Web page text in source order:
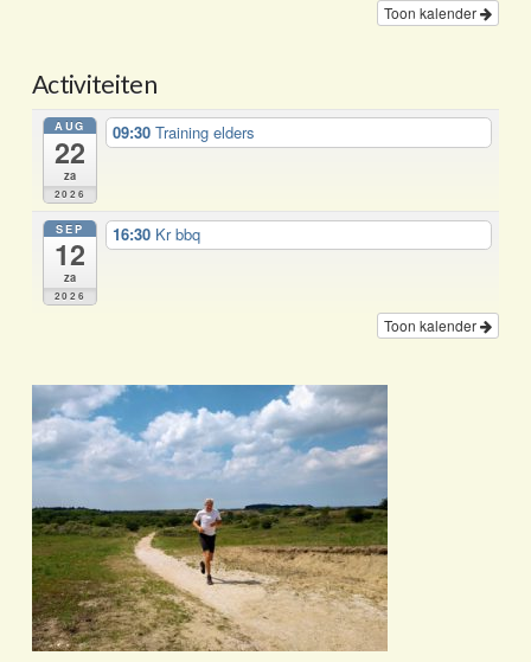
Toon kalender
Activiteiten
AUG
22
za
2026
09:30Training elders
SEP
12
za
2026
16:30 Kr bbq
Toon kalender